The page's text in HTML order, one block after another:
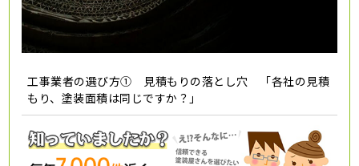
工事業者の選び方① 見積もりの落とし穴 「各社の見積
もり、塗装面積は同じですか？」